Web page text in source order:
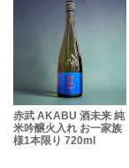
赤武 AKABU 酒未来 純
米吟醸火入れ お一家族
様1本限り 720ml